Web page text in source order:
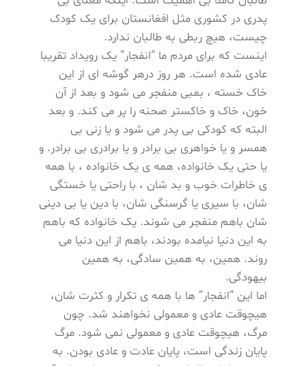
پدری در کشوری مثل افغانستان برای یک کودک
چیست، هیچ ربطی به طالبان ندارد.
اینست که برای مردم ما “انفجار” یک رویداد تقریبا
عادی شده است. هر روز درهر گوشه ای از این
خاک خسته ، بمبی منفجر می شود و بعد از آن
خون، خاک و خاکستر صحنه را پر می کند. و بعد
البته که کودکی بی پدر می شود و یا زنی بی
همسر و یا خواهری بی برادر و یا برادری بی برادر. و
یا حتی یک خانواده، همه ی یک خانواده ، با همه
ی خاطرات خوب و بد شان ، با راحتی یا خستگی
شان، با سیری یا گرسنگی شان، با دین یا بی دینی
شان باهم منفجر می شوند. یک خانواده که باهم
به این دنیا نیامده بودند، باهم از این دنیا می
روند. همین، به همین سادگی، به همین
بیهودگی.
اما این “انفجار” ها با همه ی تکرار و کثرت شان،
هیچوقت عادی و معمولی نخواهند شد. چون
مرگ، هیچوقت عادی و معمولی نمی شود. مرگ
پایان زندگی است، پایان عادت و عادی بودن. به